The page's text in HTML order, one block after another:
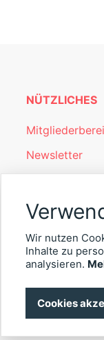
NÜTZLICHES
Newsletter
Wir nutzen
Inhalte zu
analysieren.
Cookies